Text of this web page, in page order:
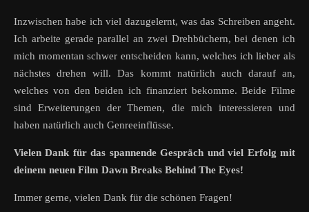
Inzwischen habe ich viel dazugelernt, was das Schreiben angeht.
Ich arbeite gerade parallel an zwei Drehbüchern, bei denen ich
mich momentan schwer entscheiden kann, welches ich lieber als
nächstes drehen will. Das kommt natürlich auch darauf an,
welches von den beiden ich finanziert bekomme. Beide Filme
sind Erweiterungen der Themen, die mich interessieren und
haben natürlich auch Genreeinflüsse.
Vielen Dank für das spannende Gespräch und viel Erfolg mit
deinem neuen Film Dawn Breaks Behind The Eyes!
Immer gerne, vielen Dank für die schönen Fragen!